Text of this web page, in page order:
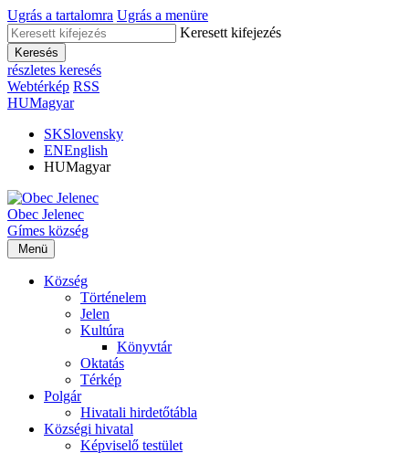
Ugrás a tartalomra Ugrás a menüre
Keresett kifejezés
Keresés
részletes keresés
Webtérkép RSS
HUMagyar
SKSlovensky
ENEnglish
HUMagyar
Obec Jelenec
Gímes község
Menü
Község
Történelem
Jelen
Kultúra
Könyvtár
Oktatás
Térkép
Polgár
Hivatali hirdetőtábla
Községi hivatal
Képviselő testület